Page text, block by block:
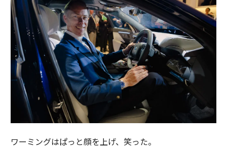
ワーミングはぱっと顔を上げ、笑った。